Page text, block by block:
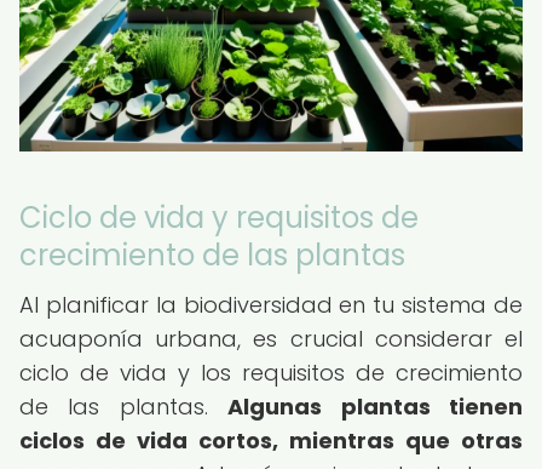
Ciclo de vida y requisitos de
crecimiento de las plantas
Al planificar la biodiversidad en tu sistema de
acuaponía urbana, es crucial considerar el
ciclo de vida y los requisitos de crecimiento
de las plantas.Algunas plantas tienen
ciclos de vida cortos, mientras que otras